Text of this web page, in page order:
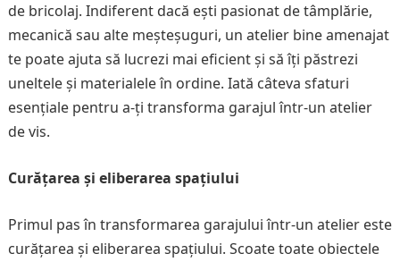
de bricolaj. Indiferent dacă ești pasionat de tâmplărie,
mecanică sau alte meșteșuguri, un atelier bine amenajat
te poate ajuta să lucrezi mai eficient și să îți păstrezi
uneltele și materialele în ordine. Iată câteva sfaturi
esențiale pentru a-ți transforma garajul într-un atelier
de vis.
Curățarea și eliberarea spațiului
Primul pas în transformarea garajului într-un atelier este
curățarea și eliberarea spațiului. Scoate toate obiectele